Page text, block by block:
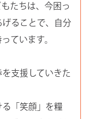
たちは、今困っ
ることで、自分
ています。
支援していきた
「笑顔」を糧